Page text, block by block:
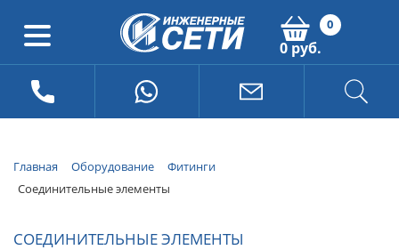
0
0 руб.
Главная Оборудование
Фитинги
Соединительные элементы
СОЕДИНИТЕЛЬНЫЕ ЭЛЕМЕНТЫ